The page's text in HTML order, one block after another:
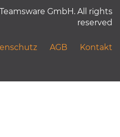
GmbH. All rights
reserved
AGB Kontakt